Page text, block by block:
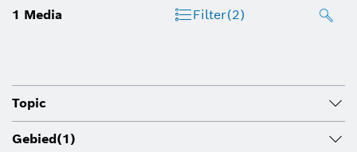
1 Media Filter(2)
Topic
Gebied(1)